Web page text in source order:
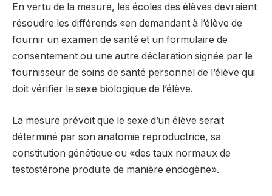
En vertu de la mesure, les écoles des élèves devraient
résoudre les différends «en demandant à l’élève de
fournir un examen de santé et un formulaire de
consentement ou une autre déclaration signée par le
fournisseur de soins de santé personnel de l’élève qui
doit vérifier le sexe biologique de l’élève.
La mesure prévoit que le sexe d’un élève serait
déterminé par son anatomie reproductrice, sa
constitution génétique ou «des taux normaux de
testostérone produite de manière endogène».